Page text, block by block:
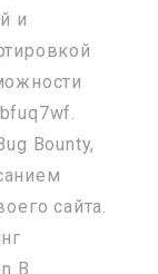
и
Bounty,
сайта.
В